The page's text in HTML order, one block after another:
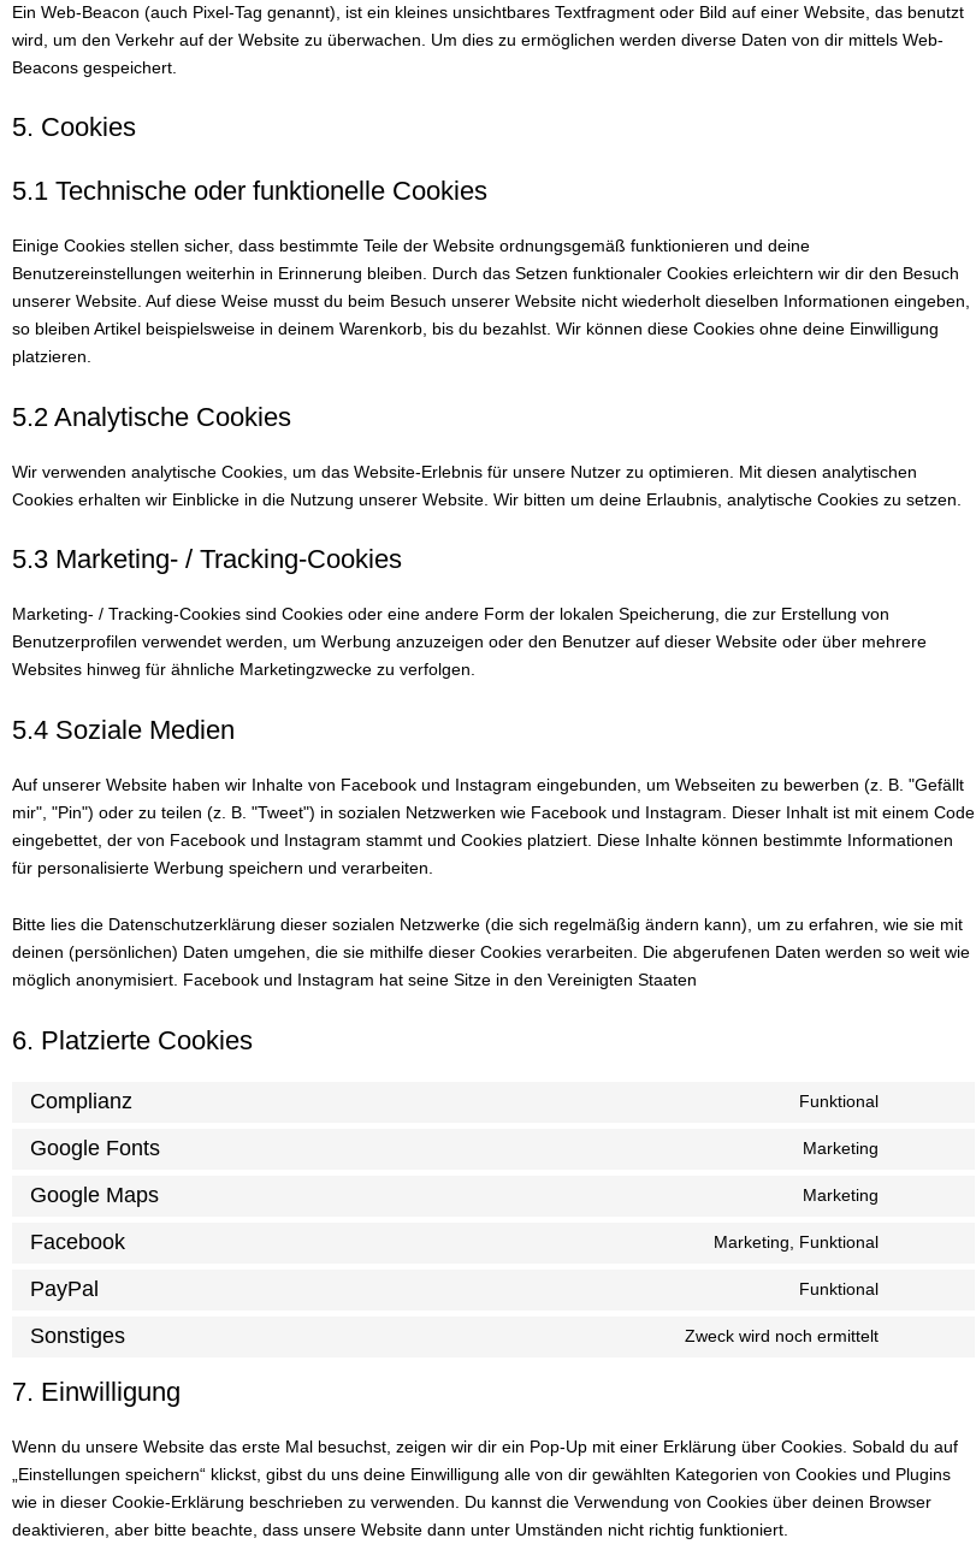
Ein Web-Beacon (auch Pixel-Tag genannt), ist ein kleines unsichtbares Textfragment oder Bild auf einer Website, das benutzt
wird, um den Verkehr auf der Website zu überwachen. Um dies zu ermöglichen werden diverse Daten von dir mittels Web-
Beacons gespeichert.
5. Cookies
5.1 Technische oder funktionelle Cookies
Einige Cookies stellen sicher, dass bestimmte Teile der Website ordnungsgemäß funktionieren und deine
Benutzereinstellungen weiterhin in Erinnerung bleiben. Durch das Setzen funktionaler Cookies erleichtern wir dir den Besuch
unserer Website. Auf diese Weise musst du beim Besuch unserer Website nicht wiederholt dieselben Informationen eingeben,
so bleiben Artikel beispielsweise in deinem Warenkorb, bis du bezahlst. Wir können diese Cookies ohne deine Einwilligung
platzieren.
5.2 Analytische Cookies
Wir verwenden analytische Cookies, um das Website-Erlebnis für unsere Nutzer zu optimieren. Mit diesen analytischen
Cookies erhalten wir Einblicke in die Nutzung unserer Website. Wir bitten um deine Erlaubnis, analytische Cookies zu setzen.
5.3 Marketing- / Tracking-Cookies
Marketing- / Tracking-Cookies sind Cookies oder eine andere Form der lokalen Speicherung, die zur Erstellung von
Benutzerprofilen verwendet werden, um Werbung anzuzeigen oder den Benutzer auf dieser Website oder über mehrere
Websites hinweg für ähnliche Marketingzwecke zu verfolgen.
5.4 Soziale Medien
Auf unserer Website haben wir Inhalte von Facebook und Instagram eingebunden, um Webseiten zu bewerben (z. B. "Gefällt
mir", "Pin") oder zu teilen (z. B. "Tweet") in sozialen Netzwerken wie Facebook und Instagram. Dieser Inhalt ist mit einem Code
eingebettet, der von Facebook und Instagram stammt und Cookies platziert. Diese Inhalte können bestimmte Informationen
für personalisierte Werbung speichern und verarbeiten.
Bitte lies die Datenschutzerklärung dieser sozialen Netzwerke (die sich regelmäßig ändern kann), um zu erfahren, wie sie mit
deinen (persönlichen) Daten umgehen, die sie mithilfe dieser Cookies verarbeiten. Die abgerufenen Daten werden so weit wie
möglich anonymisiert. Facebook und Instagram hat seine Sitze in den Vereinigten Staaten
6. Platzierte Cookies
Complianz Funktional
Google Fonts Marketing
Google Maps Marketing
Facebook Marketing, Funktional
PayPal Funktional
Sonstiges Zweck wird noch ermittelt
7. Einwilligung
Wenn du unsere Website das erste Mal besuchst, zeigen wir dir ein Pop-Up mit einer Erklärung über Cookies. Sobald du auf
„Einstellungen speichern“ klickst, gibst du uns deine Einwilligung alle von dir gewählten Kategorien von Cookies und Plugins
wie in dieser Cookie-Erklärung beschrieben zu verwenden. Du kannst die Verwendung von Cookies über deinen Browser
deaktivieren, aber bitte beachte, dass unsere Website dann unter Umständen nicht richtig funktioniert.